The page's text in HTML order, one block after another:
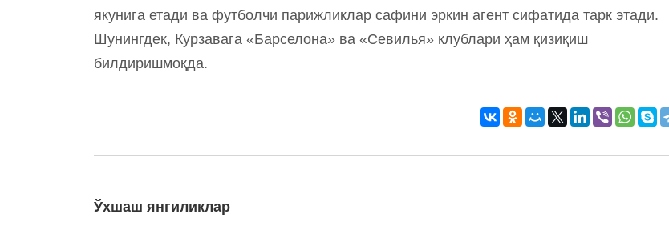
якунига етади ва футболчи парижликлар сафини эркин агент сифатида тарк этади.
Шунингдек, Курзавага «Барселона» ва «Севилья» клублари ҳам қизиқиш
билдиришмоқда.
Ўхшаш янгиликлар